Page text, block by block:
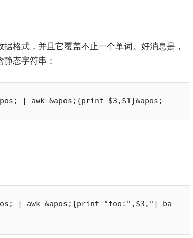
格式，并且它覆盖不止一个单词。好消息是，
态字符串：
| awk &apos;{print "foo:",$3,"| ba